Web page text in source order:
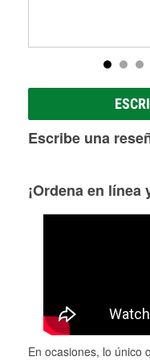
Escribe una
¡Ordena en
En ocasiones, lo único